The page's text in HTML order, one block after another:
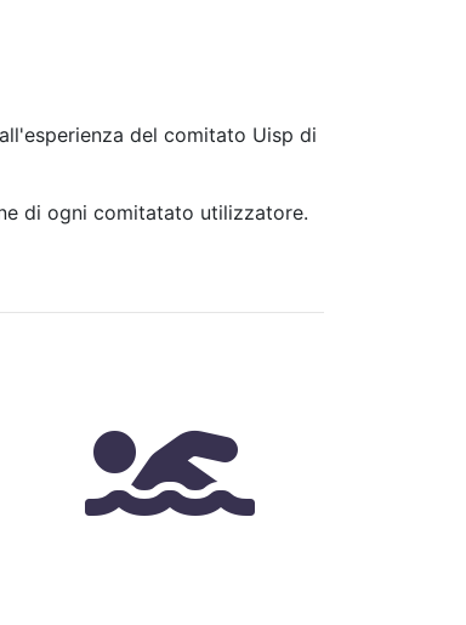
del comitato Uisp di
di ogni comitatato utilizzatore.